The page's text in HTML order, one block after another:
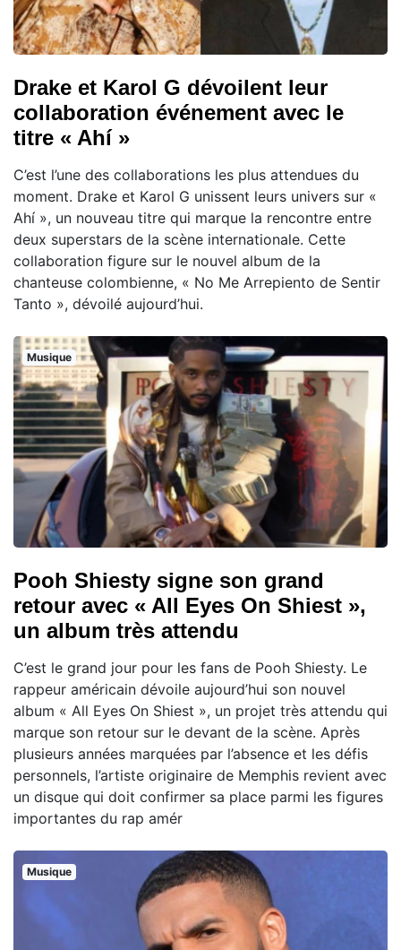
Drake et Karol G dévoilent leur
collaboration événement avec le
titre « Ahí »
C’est l’une des collaborations les plus attendues du
moment. Drake et Karol G unissent leurs univers sur «
Ahí », un nouveau titre qui marque la rencontre entre
deux superstars de la scène internationale. Cette
collaboration figure sur le nouvel album de la
chanteuse colombienne, « No Me Arrepiento de Sentir
Tanto », dévoilé aujourd’hui.
Musique
Pooh Shiesty signe son grand
retour avec « All Eyes On Shiest »,
un album très attendu
C’est le grand jour pour les fans de Pooh Shiesty. Le
rappeur américain dévoile aujourd’hui son nouvel
album « All Eyes On Shiest », un projet très attendu qui
marque son retour sur le devant de la scène. Après
plusieurs années marquées par l’absence et les défis
personnels, l’artiste originaire de Memphis revient avec
un disque qui doit confirmer sa place parmi les figures
importantes du rap amér
Musique